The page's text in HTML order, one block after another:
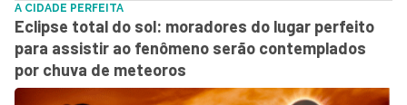
A CIDADE PERFEITA
Eclipse total do sol: moradores do lugar perfeito
para assistir ao fenômeno serão contemplados
por chuva de meteoros